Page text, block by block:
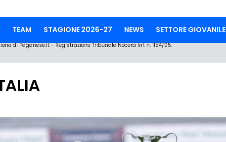
TEAM STAGIONE 2026-27 NEWS SETTORE GIOVANILE
di Paganese.it - Registrazione Tribunale Nocera Inf. n. 1154/05.